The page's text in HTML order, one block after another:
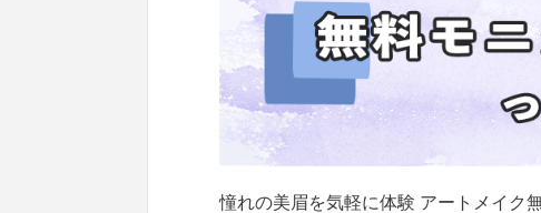
憧れの美眉を気軽に体験 アートメイク